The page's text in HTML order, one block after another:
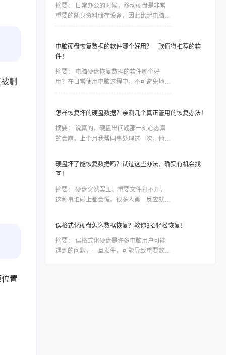
删
置
摘要：
重要的随身资料储存设备，因此比起电脑本
地的硬盘，移动硬盘更加容易出现数据丢
备份，那么造成的损失将是难以估量的，因
此市场对移动硬盘数据恢复软件的需求是非
据恢复这款软件，讲讲如何利用工具恢复丢
失的数据。
电脑硬盘恢复数据的软件哪个好用？一款值得推荐的软
件！
摘要：
用？在日常使用电脑过程中，不可避免地会
遇到电脑硬盘数据丢失或损坏的情况。无论
们都面临着一种紧迫感，需要尽快找到一款
而，市面上各种各样的电脑硬盘恢复软件让
人眼花缭乱，我们应该如何选择呢？本文将
恢复数据软件，帮助大家解决这一难题。
怎样恢复坏的硬盘数据？亲测几个真正管用的恢复办法！
摘要：
的会崩。上个月我帮同事处理过一次，他那
当时我也是满头问号：怎样恢复坏的硬盘数
据？后来折腾了大半天才把东西捞回来大部
分。如果你现在也正在为硬盘出问题发愁，
先别慌，这篇会按从简单到复杂、从免费到
问题。
硬盘坏了能恢复数据吗？试过这些办法，确实有机会找
回！
摘要：
这种事谁碰上都会慌。很多人第一反应就是
成功率越高。很多人问硬盘坏了能恢复数据
吗，其实关键要看硬盘是逻辑故障还是物理
损坏，以及数据有没有被覆盖。这篇文章会
误格式化硬盘怎么数据恢复？教你3招轻松恢复！
摘要：
遇到的问题，一旦发生，可能导致重要数据